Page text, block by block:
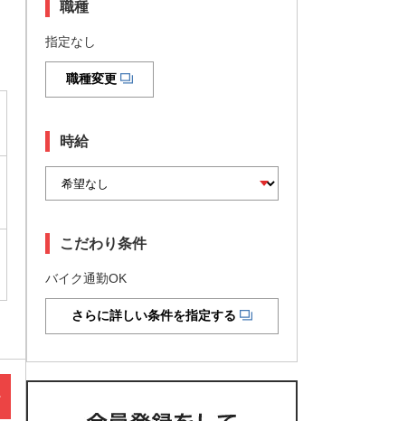
職種
指定なし
職種変更
時給
こだわり条件
バイク通勤OK
さらに詳しい条件を指定する